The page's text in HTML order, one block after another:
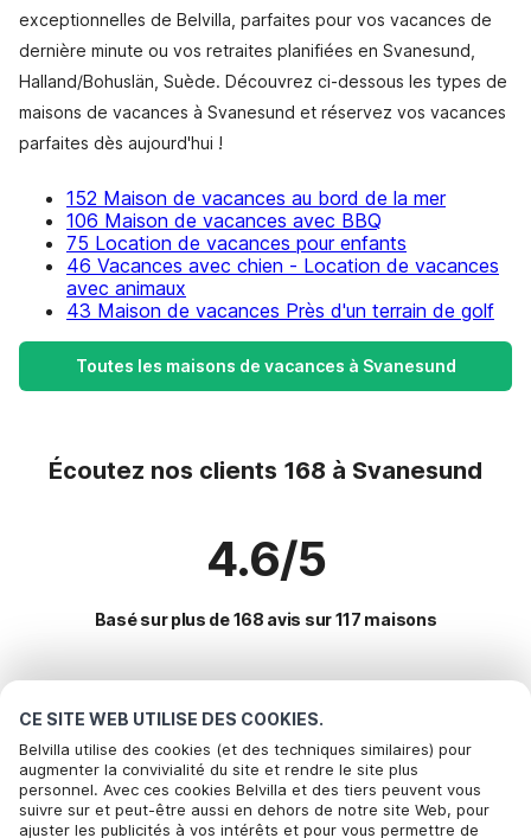
CE SITE WEB UTILISE DES COOKIES.
Belvilla utilise des cookies (et des techniques similaires) pour
augmenter la convivialité du site et rendre le site plus
personnel. Avec ces cookies Belvilla et des tiers peuvent vous
suivre sur et peut-être aussi en dehors de notre site Web, pour
ajuster les publicités à vos intérêts et pour vous permettre de
exceptionnelles de Belvilla, parfaites pour vos vacances de
dernière minute ou vos retraites planifiées en Svanesund,
Halland/Bohuslän, Suède. Découvrez ci-dessous les types de
maisons de vacances à Svanesund et réservez vos vacances
parfaites dès aujourd'hui !
152 Maison de vacances au bord de la mer
106 Maison de vacances avec BBQ
75 Location de vacances pour enfants
46 Vacances avec chien - Location de vacances
avec animaux
43 Maison de vacances Près d'un terrain de golf
Toutes les maisons de vacances à Svanesund
Écoutez nos clients 168 à Svanesund
4.6/5
Basé sur plus de 168 avis sur 117 maisons
Destinations les plus populaires pour les
vacances
Villes offrant les meilleures commodités pour les vacances
Maison de vacances au bord de la mer henan
Appelez pour réserver